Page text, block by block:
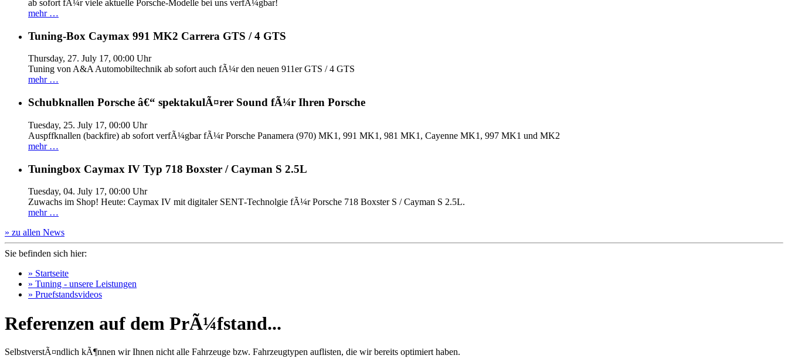
ab sofort fÃ¼r viele aktuelle Porsche-Modelle bei uns verfÃ¼gbar!
mehr …
Tuning-Box Caymax 991 MK2 Carrera GTS / 4 GTS
Thursday, 27. July 17, 00:00 Uhr
Tuning von A&A Automobiltechnik ab sofort auch fÃ¼r den neuen 911er GTS / 4 GTS
mehr …
Schubknallen Porsche â€“ spektakulÃ¤rer Sound fÃ¼r Ihren Porsche
Tuesday, 25. July 17, 00:00 Uhr
Auspffknallen (backfire) ab sofort verfÃ¼gbar fÃ¼r Porsche Panamera (970) MK1, 991 MK1, 981 MK1, Cayenne MK1, 997 MK1 und MK2
mehr …
Tuningbox Caymax IV Typ 718 Boxster / Cayman S 2.5L
Tuesday, 04. July 17, 00:00 Uhr
Zuwachs im Shop! Heute: Caymax IV mit digitaler SENT‐Technolgie fÃ¼r Porsche 718 Boxster S / Cayman S 2.5L.
mehr …
» zu allen News
Sie befinden sich hier:
» Startseite
» Tuning - unsere Leistungen
» Pruefstandsvideos
Referenzen auf dem PrÃ¼fstand...
SelbstverstÃ¤ndlich kÃ¶nnen wir Ihnen nicht alle Fahrzeuge bzw. Fahrzeugtypen auflisten, die wir bereits optimiert haben.